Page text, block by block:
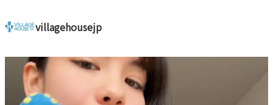
villagehousejp